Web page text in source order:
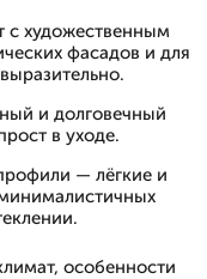
с художественным
фасадов и для
и долговечный
в уходе.
— лёгкие и
особенности